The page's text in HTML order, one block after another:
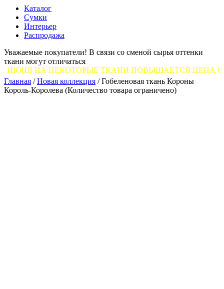
Каталог
Сумки
Интерьер
Распродажа
Уважаемые покупатели! В связи со сменой сырья оттенки
ткани могут отличаться
НЕКОТОРЫЕ ТКАНИ ПОВЫШАЕТСЯ ЦЕНА ОТ 7 ДО 12
Главная /Новая коллекция /Гобеленовая ткань Короны
Король-Королева (Количество товара ограничено)